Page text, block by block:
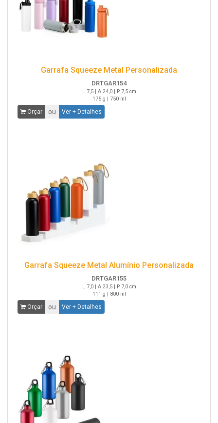
Garrafa Squeeze Metal Personalizada
DRTGAR154
L 7,5 | A 24,0 | P 7,5 cm
175 g | 750 ml
Orçar ou Ver + Detalhes
Garrafa Squeeze Metal Alumínio Personalizada
DRTGAR155
L 7,0 | A 23,5 | P 7,0 cm
111 g | 800 ml
Orçar ou Ver + Detalhes